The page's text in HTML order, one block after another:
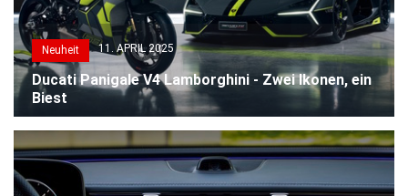
Neuheit 11. APRIL 2025
Ducati Panigale V4 Lamborghini - Zwei Ikonen, ein
Biest